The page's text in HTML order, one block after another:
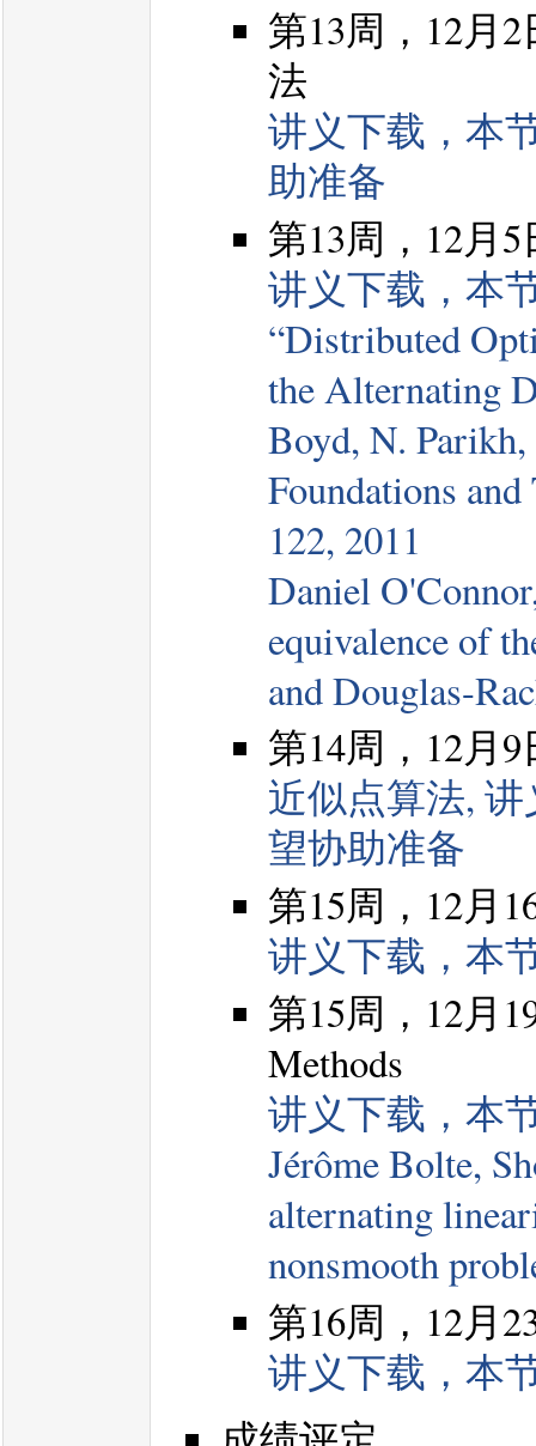
第13周，12月
法
讲义下载，本
助准备
第13周，12月
讲义下载，本
“Distributed
the Alternating
Boyd, N. Parikh,
Foundations
122, 2011
Daniel
equivalence of
and Douglas-
第14周，12月
近似点算法,
望协助准备
第15周，12月
讲义下载，本
第15周，12月
Methods
讲义下载，本
Jérôme Bolte,
alternating
nonsmooth
第16周，12月
讲义下载，本